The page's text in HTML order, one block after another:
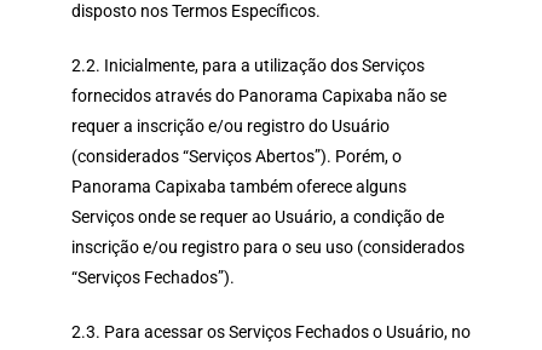
disposto nos Termos Específicos.
2.2. Inicialmente, para a utilização dos Serviços
fornecidos através do Panorama Capixaba não se
requer a inscrição e/ou registro do Usuário
(considerados “Serviços Abertos”). Porém, o
Panorama Capixaba também oferece alguns
Serviços onde se requer ao Usuário, a condição de
inscrição e/ou registro para o seu uso (considerados
“Serviços Fechados”).
2.3. Para acessar os Serviços Fechados o Usuário, no